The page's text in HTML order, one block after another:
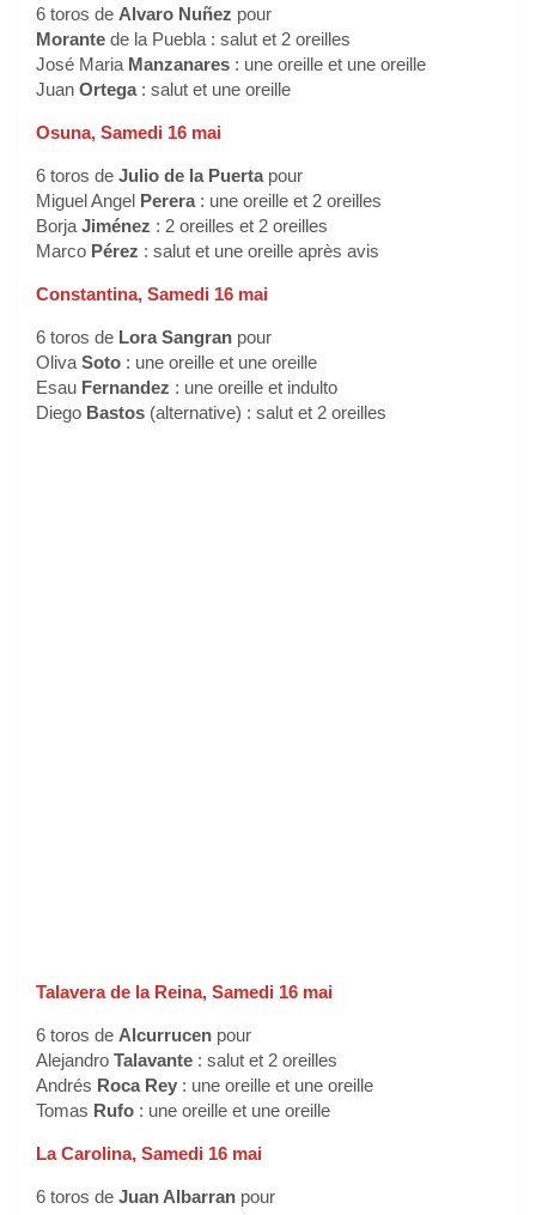
6 toros de Alvaro Nuñez pour
Morante de la Puebla : salut et 2 oreilles
José Maria Manzanares : une oreille et une oreille
Juan Ortega: salut et une oreille
Osuna, Samedi 16 mai
6 toros de Julio de la Puertapour
Miguel Angel Perera: une oreille et 2 oreilles
Borja Jiménez : 2 oreilles et 2 oreilles
Marco Pérez : salut et une oreille après avis
Constantina, Samedi 16 mai
6 toros de Lora Sangran pour
Oliva Soto : une oreille et une oreille
Esau Fernandez : une oreille et indulto
Diego Bastos (alternative) : salut et 2 oreilles
Talavera de la Reina, Samedi 16 mai
6 toros de Alcurrucen pour
Alejandro Talavante : salut et 2 oreilles
Andrés Roca Rey : une oreille et une oreille
Tomas Rufo : une oreille et une oreille
La Carolina, Samedi 16 mai
6 toros de Juan Albarran pour